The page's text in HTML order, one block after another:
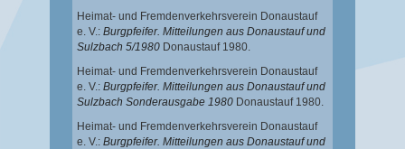
Heimat- und Fremdenverkehrsverein Donaustauf
e. V.: Burgpfeifer. Mitteilungen aus Donaustauf und
Sulzbach 5/1980 Donaustauf 1980.
Heimat- und Fremdenverkehrsverein Donaustauf
e. V.: Burgpfeifer. Mitteilungen aus Donaustauf und
Sulzbach Sonderausgabe 1980 Donaustauf 1980.
Heimat- und Fremdenverkehrsverein Donaustauf
e. V.: Burgpfeifer. Mitteilungen aus Donaustauf und